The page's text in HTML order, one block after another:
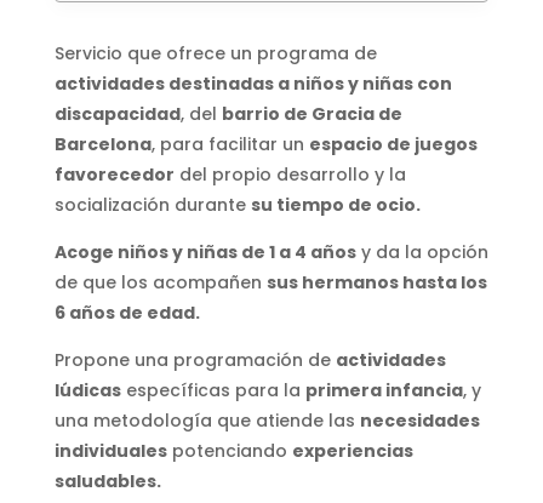
Servicio que ofrece un programa de
actividades destinadas a niños y niñas con
discapacidad, del barrio de Gracia de
Barcelona, para facilitar un espacio de juegos
favorecedor del propio desarrollo y la
socialización durante su tiempo de ocio.
Acoge niños y niñas de 1 a 4 añosy da la opción
de que los acompañen sus hermanos hasta los
6 años de edad.
Propone una programación de actividades
lúdicasespecíficas para la primera infancia, y
una metodología que atiende las necesidades
individualespotenciando experiencias
saludables.